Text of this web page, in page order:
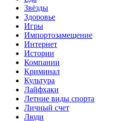
Звёзды
Здоровье
Игры
Импортозамещение
Интернет
Истории
Компании
Криминал
Культура
Лайфхаки
Летние виды спорта
Личный счет
Люди